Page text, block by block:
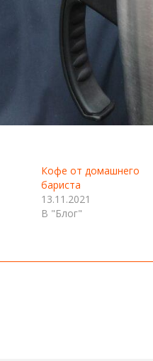
Кофе от домашнего
бариста
13.11.2021
В "Блог"